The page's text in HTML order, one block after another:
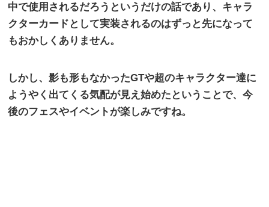
中で使用されるだろうというだけの話であり、キャラ
クターカードとして実装されるのはずっと先になって
もおかしくありません。
しかし、影も形もなかったGTや超のキャラクター達に
ようやく出てくる気配が見え始めたということで、今
後のフェスやイベントが楽しみですね。